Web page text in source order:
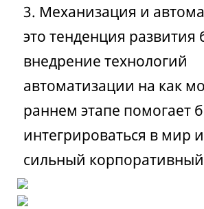
3. Механизация и
это тенденция развития
внедрение технологий
автоматизации на как
раннем этапе помогает
интегрироваться в мир
сильный